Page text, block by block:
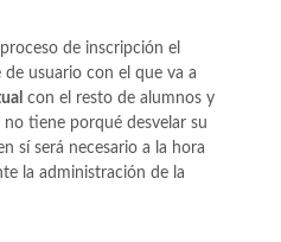
de inscripción el
usuario con el que va a
con el resto de alumnos y
no tiene porqué desvelar su
sí será necesario a la hora
la administración de la